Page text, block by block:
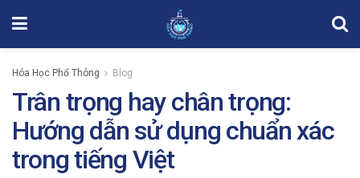
Hóa Học Phổ Thông Blog
Trân trọng hay chân trọng:
Hướng dẫn sử dụng chuẩn xác
trong tiếng Việt